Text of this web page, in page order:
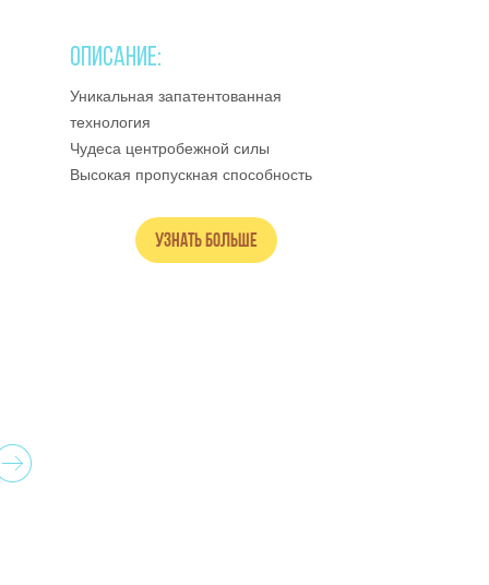
ОПИСАНИЕ:
Уникальная запатентованная
технология
Чудеса центробежной силы
Высокая пропускная способность
Узнать больше